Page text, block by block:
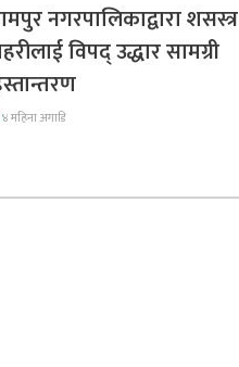
नगरपालिकाद्वारा शसस्त्र
विपद् उद्धार सामग्री
४ महिना अगाडि